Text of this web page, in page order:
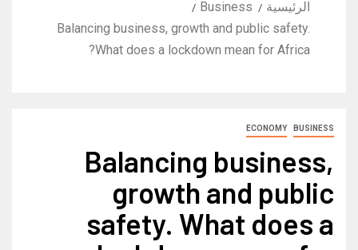
الرئيسية
Business
Balancing business, growth and public safety.
What does a lockdown mean for Africa?
BUSINESS
ECONOMY
Balancing business,
growth and public
safety. What does a